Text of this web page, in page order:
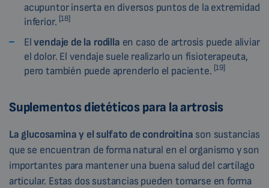
acupuntor inserta en diversos puntos de la extremidad
inferior. [18]
Elvendaje de la rodilla en caso de artrosis puede aliviar
el dolor. El vendaje suele realizarlo un fisioterapeuta,
pero también puede aprenderlo el paciente. [19]
Suplementos dietéticos para la artrosis
La glucosamina y el sulfato de condroitina son sustancias
que se encuentran de forma natural en el organismo y son
importantes para mantener una buena salud del cartílago
articular. Estas dos sustancias pueden tomarse en forma